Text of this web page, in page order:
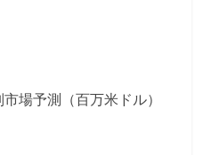
場予測（百万米ドル）